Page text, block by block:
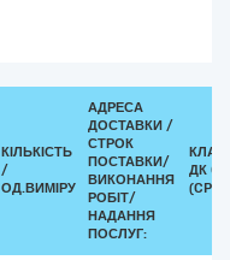
КІЛЬКІСТЬ
/
ОД.ВИМІРУ
АДРЕСА
ДОСТАВКИ /
СТРОК
ПОСТАВКИ/
ВИКОНАННЯ
РОБІТ/
НАДАННЯ
ПОСЛУГ:
ДК
(CPV)